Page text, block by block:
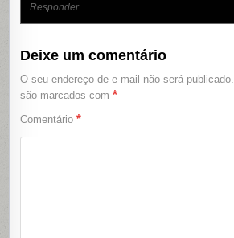
Responder
Deixe um comentário
O seu endereço de e-mail não será publicado.
são marcados com*
Comentário*